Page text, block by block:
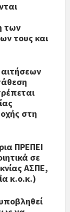
των
τους και
στη
ΠΡΕΠΕΙ
σε
ΑΣΠΕ,
κ.ο.κ.)